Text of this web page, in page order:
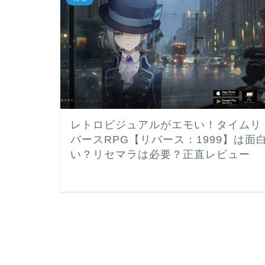
レトロビジュアルがエモい！タイムリ
バースRPG【リバース：1999】は面
い？リセマラは必要？正直レビュー